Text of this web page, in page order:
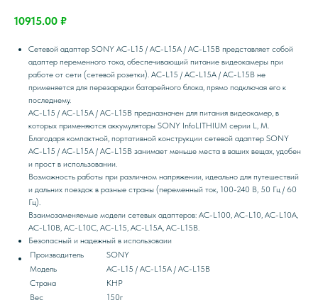
10915.00 ₽
Сетевой адаптер SONY AC-L15 / AC-L15A / AC-L15B представляет собой
адаптер переменного тока, обеспечивающий питание видеокамеры при
работе от сети (сетевой розетки). AC-L15 / AC-L15A / AC-L15B не
применяется для перезарядки батарейного блока, прямо подключая его к
последнему.
AC-L15 / AC-L15A / AC-L15B предназначен для питания видеокамер, в
которых применяются аккумуляторы SONY InfoLITHIUM серии L, M.
Благодаря компактной, портативной конструкции сетевой адаптер SONY
AC-L15 / AC-L15A / AC-L15B занимает меньше места в ваших вещах, удобен
и прост в использовании.
Возможность работы при различном напряжении, идеально для путешествий
и дальних поездок в разные страны (переменный ток, 100-240 В, 50 Гц / 60
Гц).
Взаимозаменяемые модели сетевых адаптеров: AC-L100, AC-L10, AC-L10A,
AC-L10B, AC-L10C, AC-L15, AC-L15A, AC-L15B.
Безопасный и надежный в использоваии
Производитель
SONY
Модель
AC-L15 / AC-L15A / AC-L15B
Страна
КНР
Вес
150г